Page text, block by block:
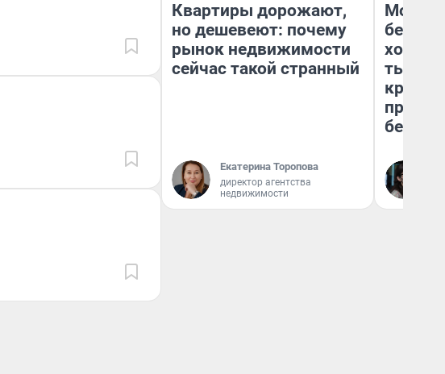
Квартиры дорожают,
но дешевеют: почему
рынок недвижимости
сейчас такой странный
Екатерина Торопова
директор агентства
недвижимости
Мой
хотела
тысяч,